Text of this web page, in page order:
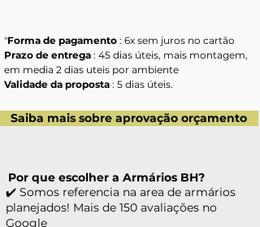
"Forma de pagamento : 6x sem juros no cartão
Prazo de entrega : 45 dias úteis, mais montagem,
em media 2 dias uteis por ambiente
Validade da proposta : 5 dias úteis.
Saiba mais sobre aprovação orçamento
✔️ Somos referencia na area de armários
planejados! Mais de 150 avaliações no
Google
Por que escolher a Armários BH?